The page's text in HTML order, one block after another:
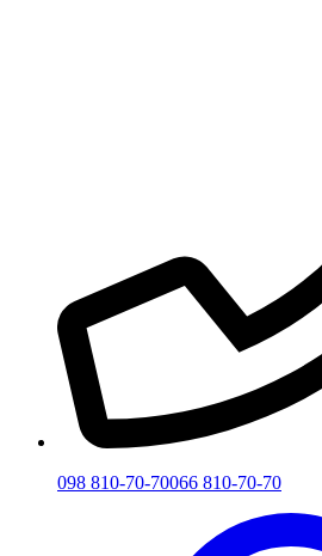
098 810-70-70066 810-70-70